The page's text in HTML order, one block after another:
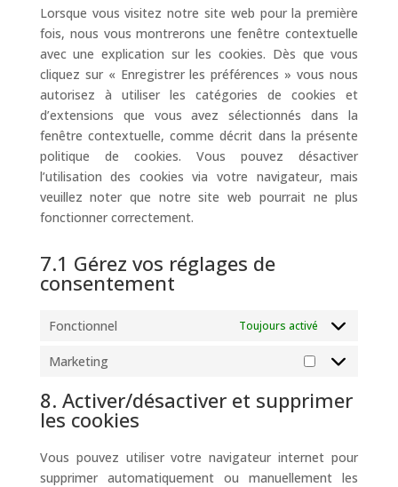
divers
Lorsque vous visitez notre site web pour la première
fois, nous vous montrerons une fenêtre contextuelle
avec une explication sur les cookies. Dès que vous
cliquez sur « Enregistrer les préférences » vous nous
autorisez à utiliser les catégories de cookies et
d’extensions que vous avez sélectionnés dans la
fenêtre contextuelle, comme décrit dans la présente
politique de cookies. Vous pouvez désactiver
l’utilisation des cookies via votre navigateur, mais
veuillez noter que notre site web pourrait ne plus
fonctionner correctement.
7.1 Gérez vos réglages de
consentement
Fonctionnel Toujours activé
Marketing
Marketing
8. Activer/désactiver et supprimer
les cookies
Vous pouvez utiliser votre navigateur internet pour
supprimer automatiquement ou manuellement les